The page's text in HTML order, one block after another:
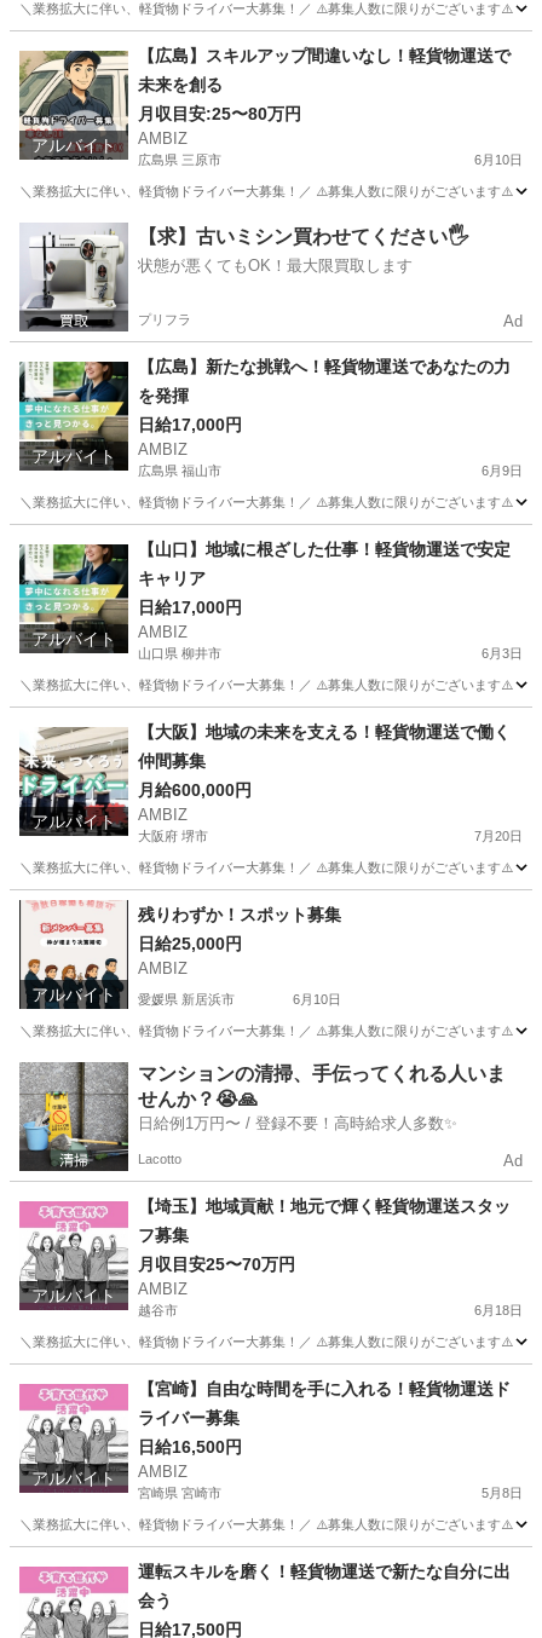
＼業務拡大に伴い、軽貨物ドライバー大募集！／ ⚠️募集人数に限りがございます⚠️
ドライバー
アルバイト
【広島】スキルアップ間違いなし！軽貨物運送で
未来を創る
月収目安:25〜80万円
AMBIZ
広島県 三原市 6月10日
＼業務拡大に伴い、軽貨物ドライバー大募集！／ ⚠️募集人数に限りがございます⚠️
広島 三原市 物流 貨物
【求】古いミシン買わせてください🖐️
状態が悪くてもOK！最大限買取します
プリフラ Ad
アルバイト
【広島】新たな挑戦へ！軽貨物運送であなたの⼒
を発揮
日給17,000円
AMBIZ
広島県 福山市 6月9日
＼業務拡大に伴い、軽貨物ドライバー大募集！／ ⚠️募集人数に限りがございます⚠️
物流 貨物
アルバイト
【山口】地域に根ざした仕事！軽貨物運送で安定
キャリア
日給17,000円
AMBIZ
山口県 柳井市 6月3日
＼業務拡大に伴い、軽貨物ドライバー大募集！／ ⚠️募集人数に限りがございます⚠️
物流 貨物
アルバイト
【大阪】地域の未来を⽀える！軽貨物運送で働く
仲間募集
月給600,000円
AMBIZ
大阪府 堺市 7月20日
＼業務拡大に伴い、軽貨物ドライバー大募集！／ ⚠️募集人数に限りがございます⚠️
大阪 堺市 物流 貨物
アルバイト
残りわずか！スポット募集
日給25,000円
AMBIZ
愛媛県 新居浜市 6月10日
＼業務拡大に伴い、軽貨物ドライバー大募集！／ ⚠️募集人数に限りがございます⚠️
愛媛 新居浜市 物流 スポット
マンションの清掃、手伝ってくれる人いま
せんか？😭🙏
日給例1万円〜 / 登録不要！高時給求人多数✨
Lacotto Ad
アルバイト
【埼玉】地域貢献！地元で輝く軽貨物運送スタッ
フ募集
月収目安25〜70万円
AMBIZ
越谷市 6月18日
＼業務拡大に伴い、軽貨物ドライバー大募集！／ ⚠️募集人数に限りがございます⚠️
物流 スタッフ
アルバイト
【宮崎】⾃由な時間を⼿に⼊れる！軽貨物運送ド
ライバー募集
日給16,500円
AMBIZ
宮崎県 宮崎市 5月8日
＼業務拡大に伴い、軽貨物ドライバー大募集！／ ⚠️募集人数に限りがございます⚠️
物流 貨物
運転スキルを磨く！軽貨物運送で新たな⾃分に出
会う
日給17,500円